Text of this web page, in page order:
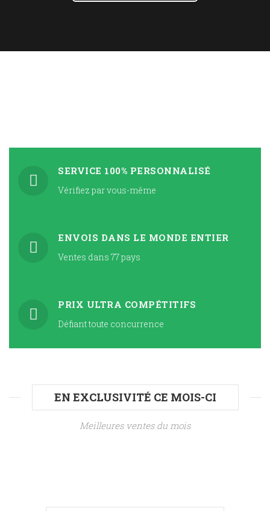
SERVICE 100% PERSONNALISÉ
Vérifiez par vous-même
ENVOIS DANS LE MONDE ENTIER
Ventes dans 77 pays
PRIX ULTRA COMPÉTITIFS
Défiant toute concurrence
EN EXCLUSIVITÉ CE MOIS-CI
Meilleures ventes du mois